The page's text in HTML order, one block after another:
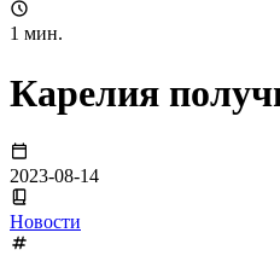
1 мин.
Карелия
2023-08-14
Новости